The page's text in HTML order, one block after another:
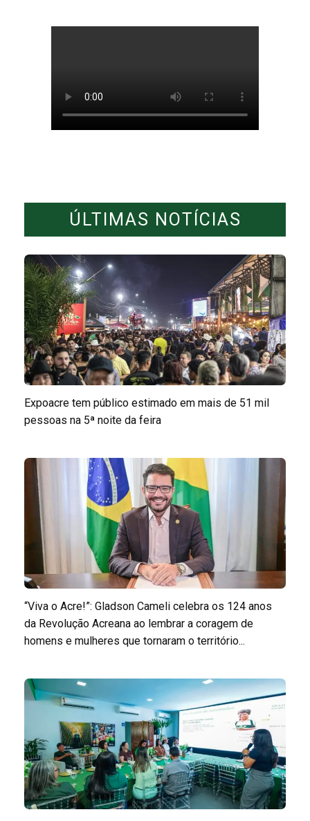
ÚLTIMAS NOTÍCIAS
Expoacre tem público estimado em mais de 51 mil
pessoas na 5ª noite da feira
“Viva o Acre!”: Gladson Cameli celebra os 124 anos
da Revolução Acreana ao lembrar a coragem de
homens e mulheres que tornaram o território...